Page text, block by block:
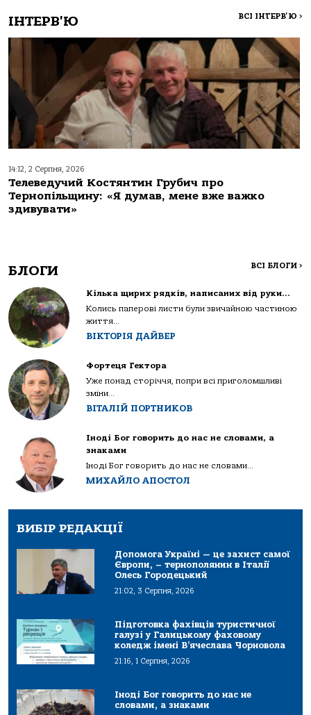
ІНТЕРВ'Ю ВСІ ІНТЕРВ'Ю >
14:12, 2 Серпня, 2026
Телеведучий Костянтин Грубич про
Тернопільщину: «Я думав, мене вже важко
здивувати»
БЛОГИ ВСІ БЛОГИ >
Кілька щирих рядків, написаних від руки…
Колись паперові листи були звичайною частиною
життя...
ВІКТОРІЯ ДАЙВЕР
Фортеця Гектора
Уже понад сторіччя, попри всі приголомшливі
зміни...
ВІТАЛІЙ ПОРТНИКОВ
Іноді Бог говорить до нас не словами, а
знаками
Іноді Бог говорить до нас не словами...
МИХАЙЛО АПОСТОЛ
ВИБІР РЕДАКЦІЇ
Допомога Україні — це захист самої
Європи, – тернополянин в Італії
Олесь Городецький
21:02, 3 Серпня, 2026
Підготовка фахівців туристичної
галузі у Галицькому фаховому
коледж імені В’ячеслава Чорновола
21:16, 1 Серпня, 2026
Іноді Бог говорить до нас не
словами, а знаками